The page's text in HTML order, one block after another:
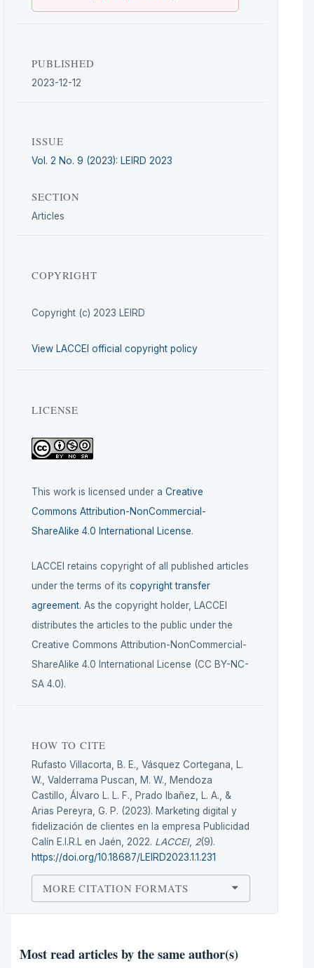
PUBLISHED
2023-12-12
ISSUE
Vol. 2 No. 9 (2023): LEIRD 2023
SECTION
Articles
COPYRIGHT
Copyright (c) 2023 LEIRD
View LACCEI official copyright policy
LICENSE
This work is licensed under a Creative
Commons Attribution-NonCommercial-
ShareAlike 4.0 International License.
LACCEI retains copyright of all published articles
under the terms of its copyright transfer
agreement. As the copyright holder, LACCEI
distributes the articles to the public under the
Creative Commons Attribution-NonCommercial-
ShareAlike 4.0 International License (CC BY-NC-
SA 4.0).
HOW TO CITE
Rufasto Villacorta, B. E., Vásquez Cortegana, L.
W., Valderrama Puscan, M. W., Mendoza
Castillo, Álvaro L. L. F., Prado Ibañez, L. A., &
Arias Pereyra, G. P. (2023). Marketing digital y
fidelización de clientes en la empresa Publicidad
Calín E.I.R.L en Jaén, 2022. LACCEI, 2(9).
https://doi.org/10.18687/LEIRD2023.1.1.231
MORE CITATION FORMATS
Most read articles by the same author(s)